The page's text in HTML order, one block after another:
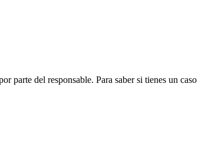
parte del responsable. Para saber si tienes un caso